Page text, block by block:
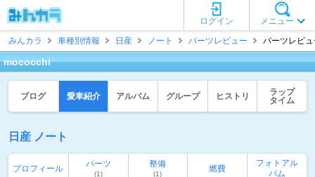
メニュー
ログイン
みんカラ
車種別情報 日産 ノート パーツレビュー パーツレビ
mococchi
ブログ 愛車紹介 アルバム グループ ヒストリ
ラップ
タイム
日産 ノート
プロフィール パーツ
(1)
整備
(1)
燃費
フォトアル
バム